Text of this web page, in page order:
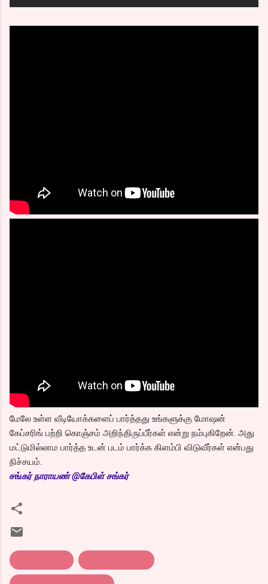
மேலே உள்ள வீடியோக்களைப் பார்த்தது உங்களுக்கு மோஷன்
கேப்சரிங் பற்றி கொஞ்சம் அறிந்திருப்பீர்கள் என்று நம்புகிறேன். அது
மட்டுமில்லாம பார்த்த உடன் படம் பார்க்க கிளம்பி விடுவீர்கள் என்பது
நிச்சயம்.
சங்கர் நாராயண் @கேபிள் சங்கர்